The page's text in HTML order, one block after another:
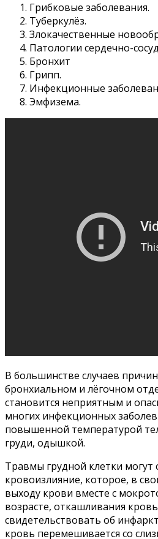
Грибковые заболевания.
Туберкулёз.
Злокачественные
Патологии сердечно-
Бронхит
Грипп.
Инфекционные
Эмфизема.
В большинстве случаев
бронхиальном и лёгочном
становится неприятным и
многих инфекционных
повышенной температурой
груди, одышкой.
Травмы грудной клетки
кровоизлияние, которое, в
выходу крови вместе с
возрасте, откашливания
свидетельствовать об
кровь перемешивается со